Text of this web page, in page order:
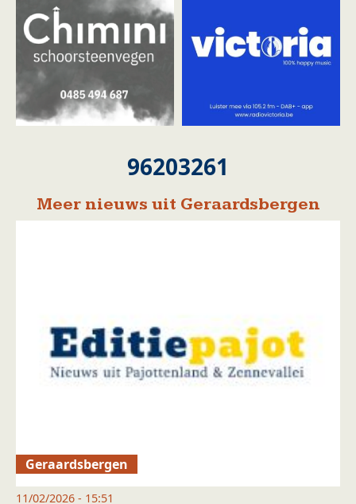
96203261
Meer nieuws uit Geraardsbergen
Geraardsbergen
11/02/2026 - 15:51